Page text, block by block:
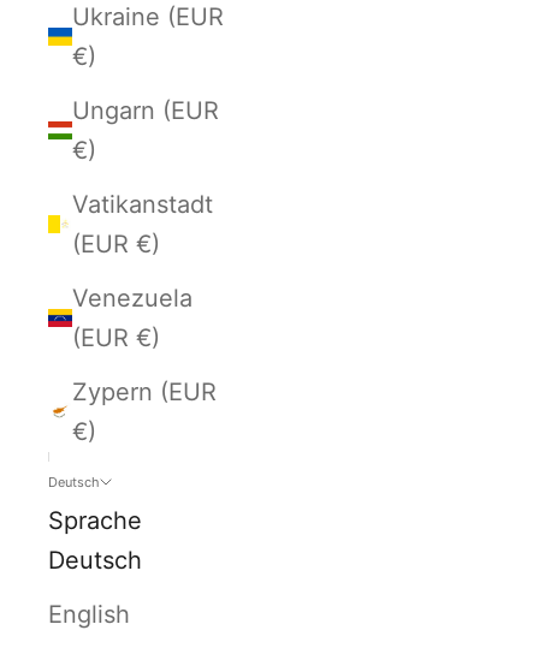
Ukraine (EUR
€)
Ungarn (EUR
€)
Vatikanstadt
(EUR €)
Venezuela
(EUR €)
Zypern (EUR
€)
Deutsch
Sprache
Deutsch
English